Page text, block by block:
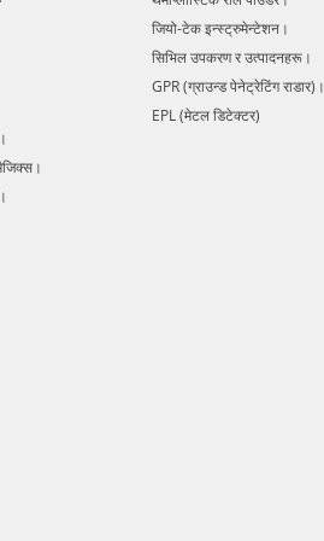
जियो-टेक इन्स्ट्रुमेन्टेशन।
सिभिल उपकरण र उत्पादनहरू।
GPR (ग्राउन्ड पेनेट्रेटिंग राडार)।
EPL (मेटल डिटेक्टर)